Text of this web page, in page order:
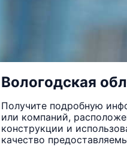
Вологодская
Получите подробную
или компаний,
конструкции и
качество